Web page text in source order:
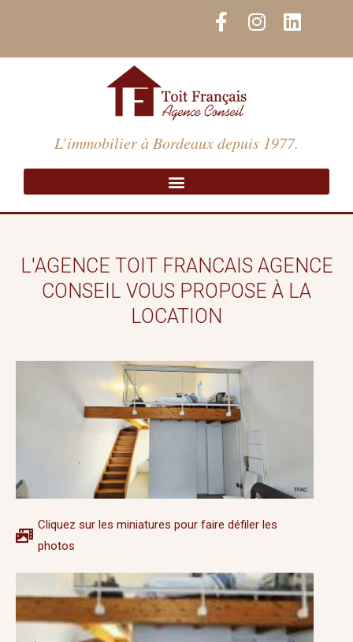
F
a
c
b
o
o
k
-
f
I
n
s
a
m
L
i
n
i
n
L’immobilier à Bordeaux depuis 1977.
L'AGENCE TOIT FRANCAIS AGENCE
CONSEIL VOUS PROPOSE À LA
LOCATION
Cliquez sur les miniatures pour faire défiler les
photos